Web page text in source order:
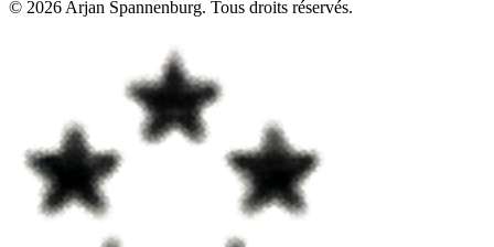
© 2026 Arjan Spannenburg. Tous droits réservés.